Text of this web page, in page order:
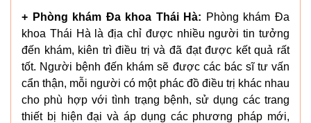
+ Phòng khám Đa khoa Thái Hà: Phòng khám Đa
khoa Thái Hà là địa chỉ được nhiều người tin tưởng
đến khám, kiên trì điều trị và đã đạt được kết quả rất
tốt. Người bệnh đến khám sẽ được các bác sĩ tư vấn
cẩn thận, mỗi người có một phác đồ điều trị khác nhau
cho phù hợp với tình trạng bệnh, sử dụng các trang
thiết bị hiện đại và áp dụng các phương pháp mới,